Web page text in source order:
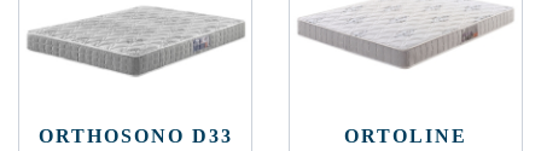
ORTHOSONO D33
ORTOLINE